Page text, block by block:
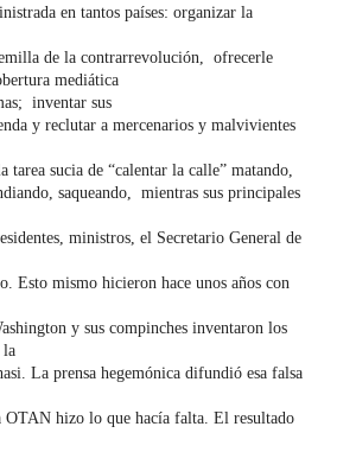
en tantos países: organizar la
de la contrarrevolución, ofrecerle
mediática
inventar sus
y reclutar a mercenarios y malvivientes
tarea sucia de “calentar la calle” matando,
saqueando, mientras sus principales
ministros, el Secretario General de
Esto mismo hicieron hace unos años con
y sus compinches inventaron los
la
La prensa hegemónica difundió esa falsa
OTAN hizo lo que hacía falta. El resultado